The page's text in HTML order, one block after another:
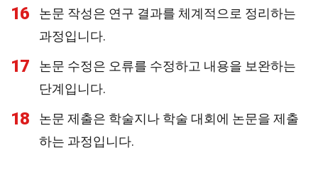
16
논문 작성은 연구 결과를 체계적으로 정리하는
과정입니다.
17
논문 수정은 오류를 수정하고 내용을 보완하는
단계입니다.
18
논문 제출은 학술지나 학술 대회에 논문을 제출
하는 과정입니다.